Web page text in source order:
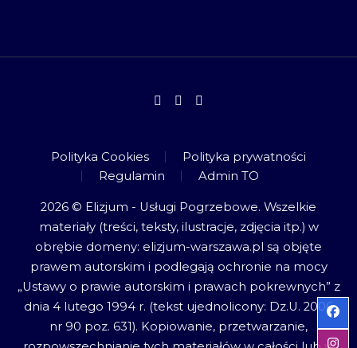
Polityka Cookies
Polityka prywatności
Regulamin
Admin TO
2026 © Elizjum - Usługi Pogrzebowe. Wszelkie
materiały (treści, teksty, ilustracje, zdjęcia itp.) w
obrębie domeny: elizjum-warszawa.pl są objęte
prawem autorskim i podlegają ochronie na mocy
„Ustawy o prawie autorskim i prawach pokrewnych” z
dnia 4 lutego 1994 r. (tekst ujednolicony: Dz.U. 2006
nr 90 poz. 631). Kopiowanie, przetwarzanie,